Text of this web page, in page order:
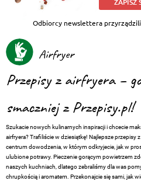
ZAPISZ
Odbiorcy newslettera
Airfryer
Przepisy z airfryera –
smaczniej z Przepisy.pl!
Szukacie nowych kulinarnych inspiracji i chcecie
airfryera? Trafiliście w dziesiątkę! Najlepsze przepisy
centrum dowodzenia, w którym odkryjecie, jak w
ulubione potrawy. Pieczenie gorącym powietrzem
naszych kuchniach, dlatego zebraliśmy dla was
chrupkością i aromatem. Przekonajcie się sami, jak